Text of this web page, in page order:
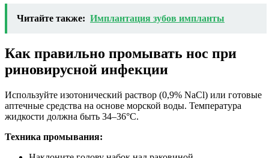
Читайте также: Имплантация зубов импланты
Как правильно промывать нос при
риновирусной инфекции
Используйте изотонический раствор (0,9% NaCl) или готовые
аптечные средства на основе морской воды. Температура
жидкости должна быть 34–36°C.
Техника промывания: